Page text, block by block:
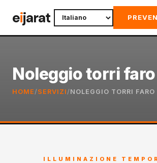
toeijarat
Noleggio torri faro
HOME / SERVIZI / NOLEGGIO TORRI FARO
ILLUMINAZIONE